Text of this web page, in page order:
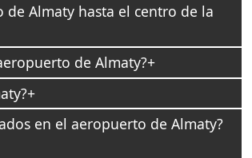
Almaty hasta el centro de la
de Almaty?
en el aeropuerto de Almaty?